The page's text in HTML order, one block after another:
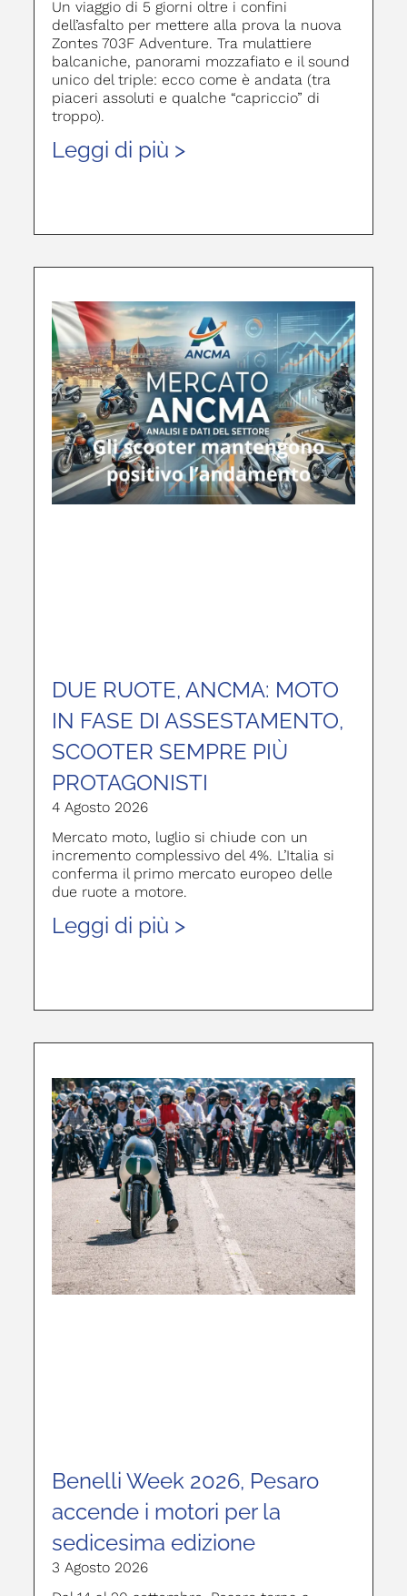
Un viaggio di 5 giorni oltre i confini
dell’asfalto per mettere alla prova la nuova
Zontes 703F Adventure. Tra mulattiere
balcaniche, panorami mozzafiato e il sound
unico del triple: ecco come è andata (tra
piaceri assoluti e qualche “capriccio” di
troppo).
Leggi di più >
DUE RUOTE, ANCMA: MOTO
IN FASE DI ASSESTAMENTO,
SCOOTER SEMPRE PIÙ
PROTAGONISTI
4 Agosto 2026
Mercato moto, luglio si chiude con un
incremento complessivo del 4%. L’Italia si
conferma il primo mercato europeo delle
due ruote a motore.
Leggi di più >
Benelli Week 2026, Pesaro
accende i motori per la
sedicesima edizione
3 Agosto 2026